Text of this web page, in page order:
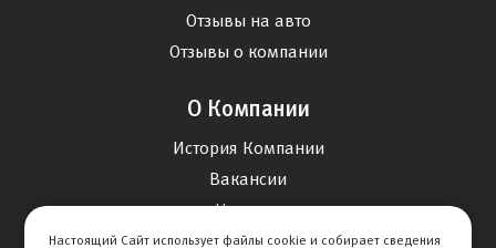
Отзывы на авто
Отзывы о компании
О Компании
История Компании
Вакансии
Новости
Настоящий Сайт использует файлы cookie и собирает сведения